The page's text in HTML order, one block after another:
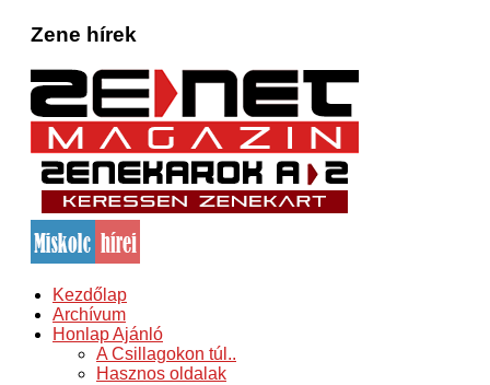
Zene hírek
Kezdőlap
Archívum
Honlap Ajánló
A Csillagokon túl..
Hasznos oldalak